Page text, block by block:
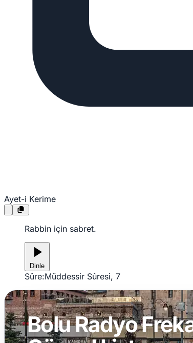
Ayet-i Kerime
Rabbin için sabret.
Dinle
Sûre:Müddessir Sûresi, 7
Bolu Radyo